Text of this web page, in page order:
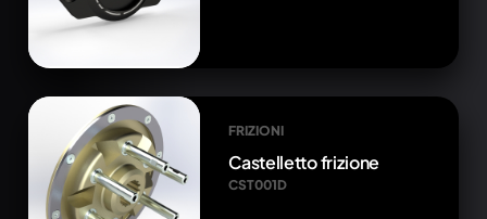
FRIZIONI
Castelletto frizione
CST001D